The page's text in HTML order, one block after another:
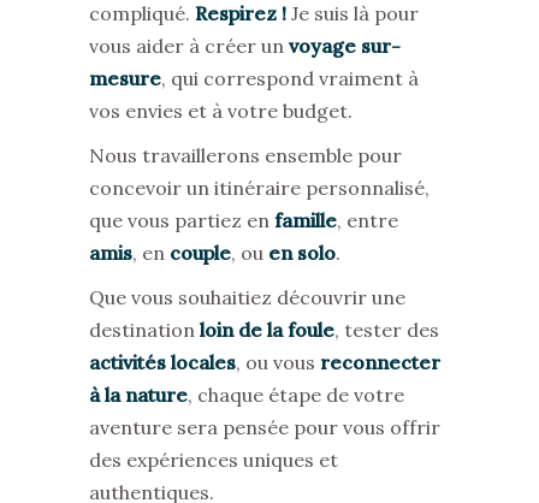
compliqué. Respirez ! Je suis là pour
vous aider à créer un voyage sur-
mesure, qui correspond vraiment à
vos envies et à votre budget.
Nous travaillerons ensemble pour
concevoir un itinéraire personnalisé,
que vous partiez en famille, entre
amis, en couple, ou en solo.
Que vous souhaitiez découvrir une
destination loin de la foule, tester des
activités locales, ou vous reconnecter
à la nature, chaque étape de votre
aventure sera pensée pour vous offrir
des expériences uniques et
authentiques.